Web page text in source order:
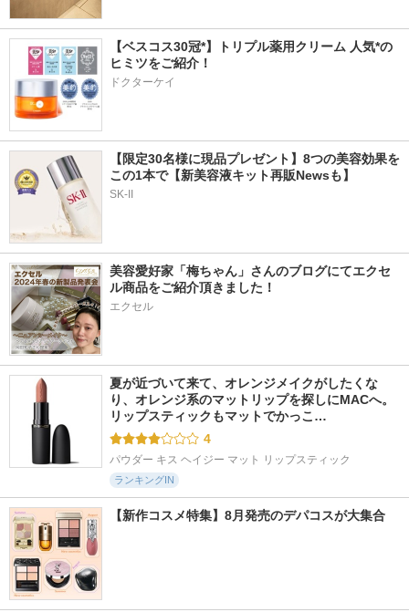
【ベスコス30冠*】トリプル薬用クリーム 人気*の
ヒミツをご紹介！
ドクターケイ
【限定30名様に現品プレゼント】8つの美容効果を
この1本で【新美容液キット再販Newsも】
SK-II
美容愛好家「梅ちゃん」さんのブログにてエクセ
ル商品をご紹介頂きました！
エクセル
夏が近づいて来て、オレンジメイクがしたくな
り、オレンジ系のマットリップを探しにMACへ。
リップスティックもマットでかっこ…
4
パウダー キス ヘイジー マット リップスティック
ランキングIN
【新作コスメ特集】8月発売のデパコスが大集合